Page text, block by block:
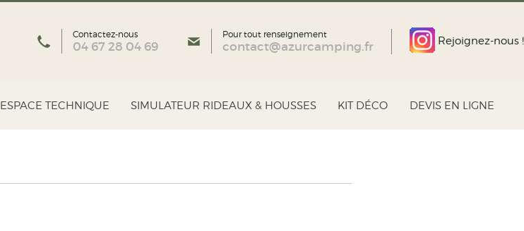
Rejoignez-nous !
Pour tout renseignement
contact@azurcamping.fr
Contactez-nous
04 67 28 04 69
ESPACE TECHNIQUE SIMULATEUR RIDEAUX & HOUSSES KIT DÉCO DEVIS EN LIGNE